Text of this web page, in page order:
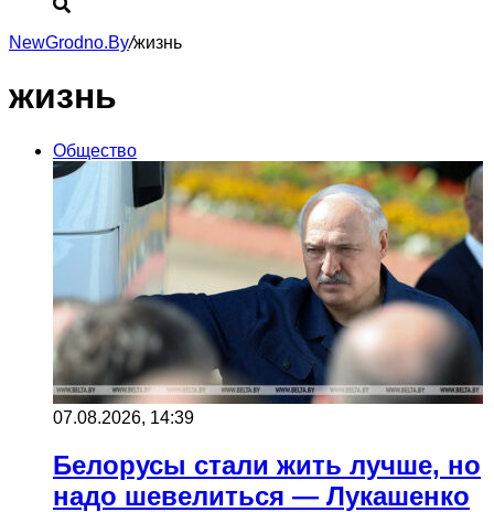
NewGrodno.By/жизнь
жизнь
Общество
07.08.2026, 14:39
Белорусы стали жить лучше, но
надо шевелиться — Лукашенко